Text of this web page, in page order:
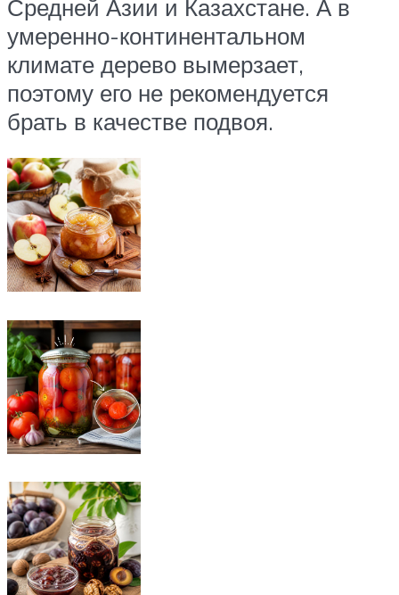
Средней Азии и Казахстане. А в
умеренно-континентальном
климате дерево вымерзает,
поэтому его не рекомендуется
брать в качестве подвоя.